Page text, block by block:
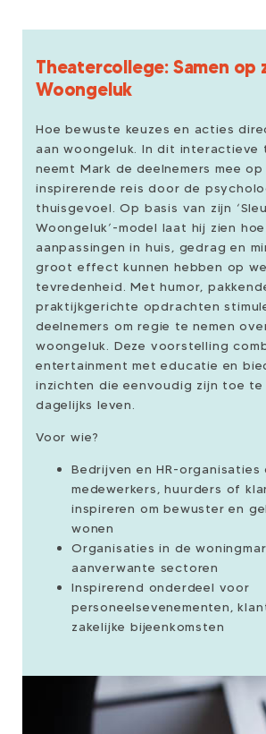
Theatercollege: Samen op
Woongeluk
Hoe bewuste keuzes en acties
aan woongeluk. In dit interactieve
neemt Mark de deelnemers mee op
inspirerende reis door de
thuisgevoel. Op basis van zijn
Woongeluk’-model laat hij zien
aanpassingen in huis, gedrag en
groot effect kunnen hebben op
tevredenheid. Met humor,
praktijkgerichte opdrachten
deelnemers om regie te nemen
woongeluk. Deze voorstelling
entertainment met educatie en
inzichten die eenvoudig zijn toe te
dagelijks leven.
Voor wie?
Bedrijven en HR-organisaties
medewerkers, huurders of
inspireren om bewuster en
wonen
Organisaties in de
aanverwante sectoren
Inspirerend onderdeel voor
personeelsevenementen,
zakelijke bijeenkomsten